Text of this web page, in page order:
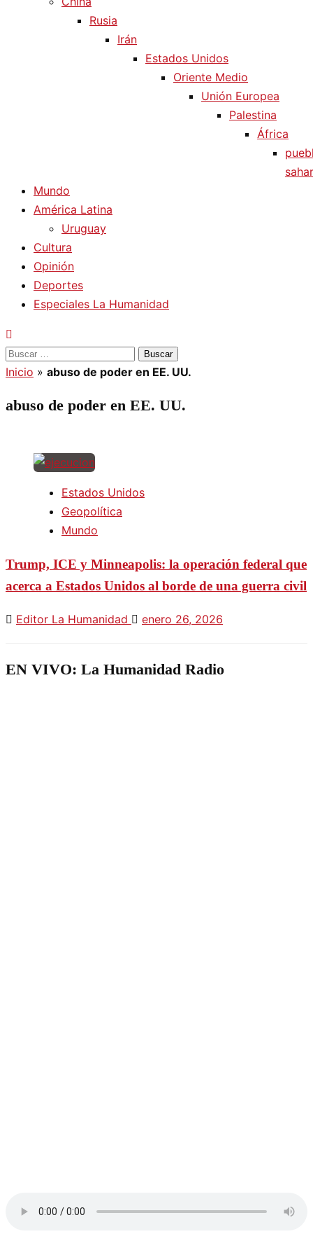
Rusia
Irán
Estados Unidos
Oriente Medio
Unión Europea
Palestina
África
Mundo
América Latina
Uruguay
Cultura
Opinión
Deportes
Especiales La Humanidad
Buscar:
Inicio » abuso de poder en EE. UU.
abuso de poder en EE. UU.
Estados Unidos
Geopolítica
Mundo
Trump, ICE y Minneapolis: la operación federal que
acerca a Estados Unidos al borde de una guerra civil
Editor La Humanidad enero 26, 2026
EN VIVO: La Humanidad Radio